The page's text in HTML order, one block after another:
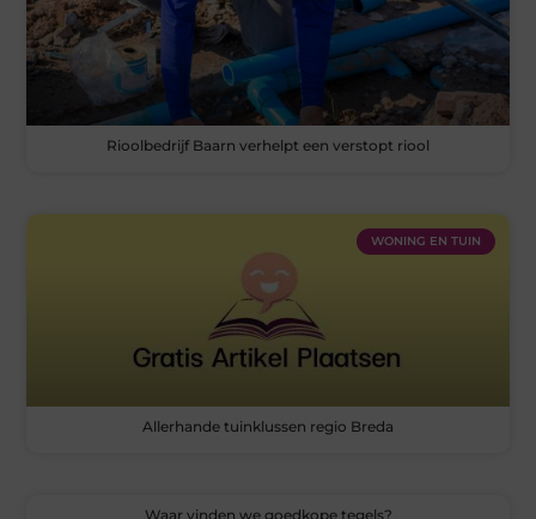
Rioolbedrijf Baarn verhelpt een verstopt riool
WONING EN TUIN
Allerhande tuinklussen regio Breda
Waar vinden we goedkope tegels?